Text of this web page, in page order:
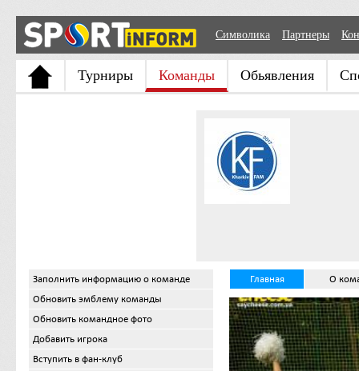
Символика Партнеры
Турниры Команды Обьявления
Заполнить информацию о команде
Обновить эмблему команды
Обновить командное фото
Добавить игрока
Вступить в фан-клуб
Главная О